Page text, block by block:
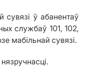
ў абанентаў
службаў 101, 102,
мабільнай сувязі.